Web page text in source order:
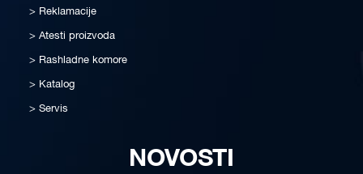
Reklamacije
Atesti proizvoda
Rashladne komore
Katalog
Servis
NOVOSTI